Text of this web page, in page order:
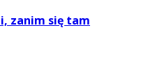
zanim się tam